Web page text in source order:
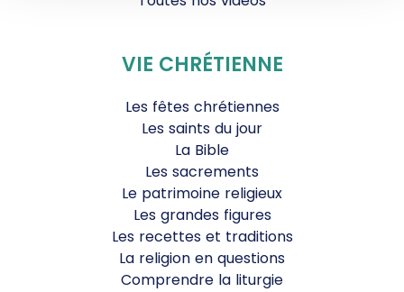
VIE CHRÉTIENNE
Les fêtes chrétiennes
Les saints du jour
La Bible
Les sacrements
Le patrimoine religieux
Les grandes figures
Les recettes et traditions
La religion en questions
Comprendre la liturgie